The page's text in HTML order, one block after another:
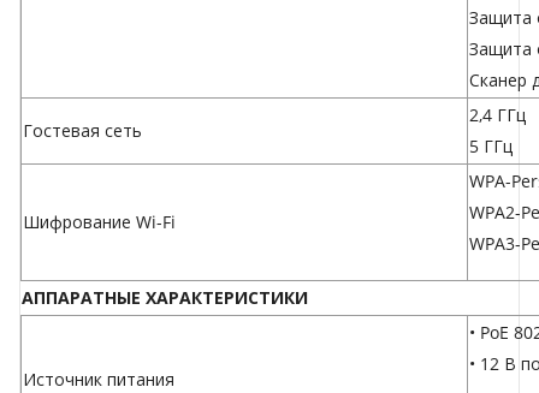
Защита
Защита
Сканер
Гостевая сеть
2,4 ГГц
5 ГГц
Шифрование Wi-Fi
WPA-
WPA2-
WPA3-
АППАРАТНЫЕ ХАРАКТЕРИСТИКИ
Источник питания
• PoE
• 12 В